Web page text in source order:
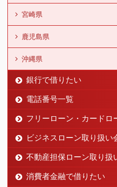
宮崎県
鹿児島県
沖縄県
銀行で借りたい
電話番号一覧
フリーローン・カードロ
ビジネスローン取り扱い
不動産担保ローン取り扱
消費者金融で借りたい